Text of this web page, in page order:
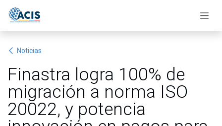
Noticias
Finastra logra 100% de
migración a norma ISO
20022, y potencia